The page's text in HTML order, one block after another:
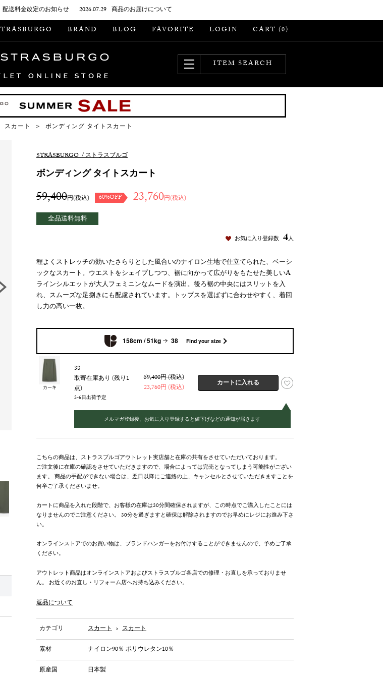
配送料金改定のお知らせ 2026.07.29 商品のお届けについて
BRAND BLOG FAVORITE LOGIN CART (0)
ITEM SEARCH
スカート ＞ ボンディング タイトスカート
STRASBURGO/ストラスブルゴ
ボンディング タイトスカート
59,400円(税込) 60%OFF 23,760円(税込)
全品送料無料
お気に入り登録数 4人
程よくストレッチの効いたさらりとした風合いのナイロン生地で仕立てられた、ベーシ
ックなスカート。ウエストをシェイプしつつ、裾に向かって広がりをもたせた美しいA
ラインシルエットが大人フェミニンなムードを演出。後ろ裾の中央にはスリットを入
れ、スムーズな足捌きにも配慮されています。トップスを選ばずに合わせやすく、着回
し力の高い一枚。
158cm / 51kg 38 Find your size
カーキ
38
取寄在庫あり (残り1
点)
3-6日出荷予定
59,400円 (税込)
23,760円 (税込)
メルマガ登録後、お気に入り登録すると値下げなどの通知が届きます
こちらの商品は、ストラスブルゴアウトレット実店舗と在庫の共有をさせていただいております。
ご注文後に在庫の確認をさせていただきますので、場合によっては完売となってしまう可能性がござい
ます。 商品の手配ができない場合は、翌日以降にご連絡の上、キャンセルとさせていただきますことを
何卒ご了承くださいませ。
カートに商品を入れた段階で、お客様の在庫は30分間確保されますが、この時点でご購入したことには
なりませんのでご注意ください。 30分を過ぎますと確保は解除されますのでお早めにレジにお進み下さ
い。
オンラインストアでのお買い物は、ブランドハンガーをお付けすることができませんので、予めご了承
ください。
アウトレット商品はオンラインストアおよびストラスブルゴ各店での修理・お直しを承っておりませ
ん。 お近くのお直し・リフォーム店へお持ち込みください。
返品について
カテゴリ スカート > スカート
素材 ナイロン90％ ポリウレタン10％
原産国 日本製